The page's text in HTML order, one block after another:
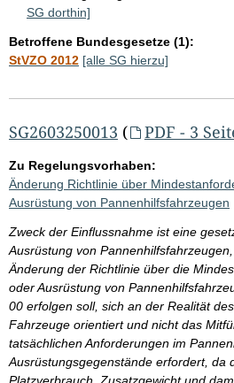
SG dorthin]
Betroffene Bundesgesetze (1):
StVZO 2012 [alle SG hierzu]
SG2603250013 ( PDF - 3
Zu Regelungsvorhaben:
Änderung Richtlinie über
Ausrüstung von Pannenhilfsfahrzeugen
Zweck der Einflussnahme ist eine
Ausrüstung von
Änderung der Richtlinie über die
oder Ausrüstung von
00 erfolgen soll, sich an der Realität
Fahrzeuge orientiert und nicht das
tatsächlichen Anforderungen im
Ausrüstungsgegenstände erfordert, da
Platzverbrauch, Zusatzgewicht und